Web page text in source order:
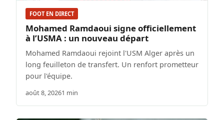
FOOT EN DIRECT
Mohamed Ramdaoui signe officiellement
à l’USMA : un nouveau départ
Mohamed Ramdaoui rejoint l'USM Alger après un
long feuilleton de transfert. Un renfort prometteur
pour l'équipe.
août 8, 20261 min